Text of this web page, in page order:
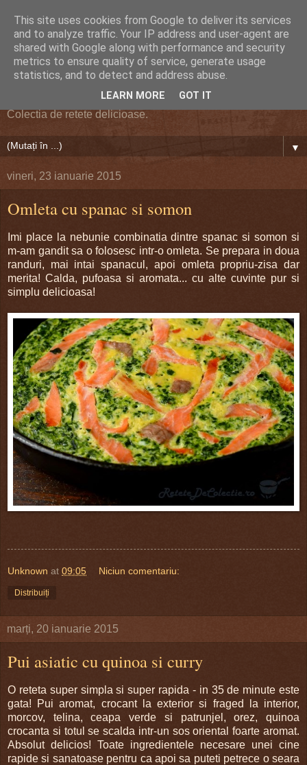
Retete de Colectie
Colectia de retete delicioase.
▼
vineri, 23 ianuarie 2015
Omleta cu spanac si somon
Imi place la nebunie combinatia dintre spanac si somon si
m-am gandit sa o folosesc intr-o omleta. Se prepara in doua
randuri, mai intai spanacul, apoi omleta propriu-zisa dar
merita! Calda, pufoasa si aromata... cu alte cuvinte pur si
simplu delicioasa!
Unknown at 09:05 Niciun comentariu:
Distribuiți
marți, 20 ianuarie 2015
Pui asiatic cu quinoa si curry
O reteta super simpla si super rapida - in 35 de minute este
gata! Pui aromat, crocant la exterior si fraged la interior,
morcov, telina, ceapa verde si patrunjel, orez, quinoa
crocanta si totul se scalda intr-un sos oriental foarte aromat.
Absolut delicios! Toate ingredientele necesare unei cine
rapide si sanatoase pentru ca apoi sa puteti petrece o seara
This site uses cookies from Google to deliver its services
and to analyze traffic. Your IP address and user-agent are
shared with Google along with performance and security
metrics to ensure quality of service, generate usage
statistics, and to detect and address abuse.
LEARN MORE GOT IT